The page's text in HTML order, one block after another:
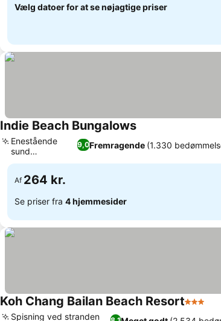
Vælg datoer for at se nøjagtige priser
Indie Beach BungalowsSe priser
9,0Fremragende (1.330
Enestående
sund
fusionsmad
Af 264 kr.
Se priser fra 4 hjemmesider
Koh Chang Bailan Beach Resort3
Spisning ved stranden